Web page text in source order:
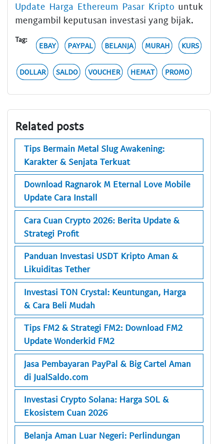
Update Harga Ethereum Pasar Kripto untuk
mengambil keputusan investasi yang bijak.
Tag:
EBAY PAYPAL BELANJA MURAH KURS
DOLLAR SALDO VOUCHER HEMAT PROMO
Related posts
Tips Bermain Metal Slug Awakening:
Karakter & Senjata Terkuat
Download Ragnarok M Eternal Love Mobile
Update Cara Install
Cara Cuan Crypto 2026: Berita Update &
Strategi Profit
Panduan Investasi USDT Kripto Aman &
Likuiditas Tether
Investasi TON Crystal: Keuntungan, Harga
& Cara Beli Mudah
Tips FM2 & Strategi FM2: Download FM2
Update Wonderkid FM2
Jasa Pembayaran PayPal & Big Cartel Aman
di JualSaldo.com
Investasi Crypto Solana: Harga SOL &
Ekosistem Cuan 2026
Belanja Aman Luar Negeri: Perlindungan